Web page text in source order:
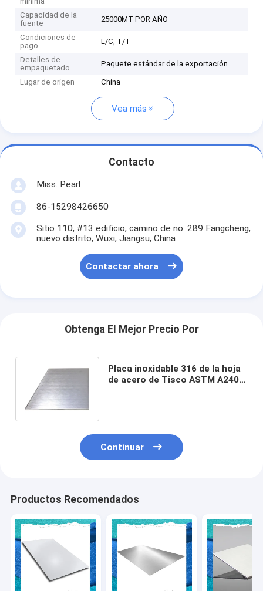
Capacidad de la
fuente
25000MT POR AÑO
Condiciones de
pago
L/C, T/T
Detalles de
empaquetado
Paquete estándar de la exportación
Lugar de origen China
Vea más
Contacto
Miss. Pearl
86-15298426650
Sitio 110, #13 edificio, camino de no. 289 Fangcheng,
nuevo distrito, Wuxi, Jiangsu, China
Contactar ahora
Obtenga El Mejor Precio Por
Placa inoxidable 316 de la hoja
de acero de Tisco ASTM A240
Continuar
Productos Recomendados